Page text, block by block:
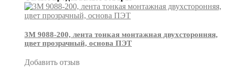
3М 9088-200, лента тонкая монтажная двухсторонняя,
цвет прозрачный, основа ПЭТ
Добавить отзыв